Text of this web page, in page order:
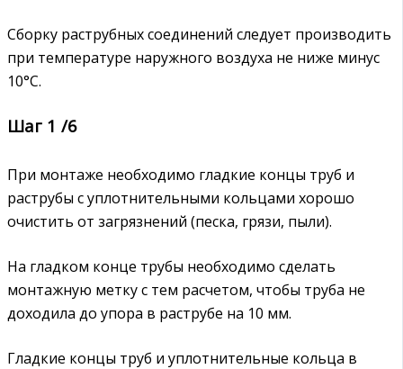
Сборку раструбных соединений следует производить
при температуре наружного воздуха не ниже минус
10°C.
Шаг 1 /6
При монтаже необходимо гладкие концы труб и
раструбы с уплотнительными кольцами хорошо
очистить от загрязнений (песка, грязи, пыли).
На гладком конце трубы необходимо сделать
монтажную метку с тем расчетом, чтобы труба не
доходила до упора в раструбе на 10 мм.
Гладкие концы труб и уплотнительные кольца в